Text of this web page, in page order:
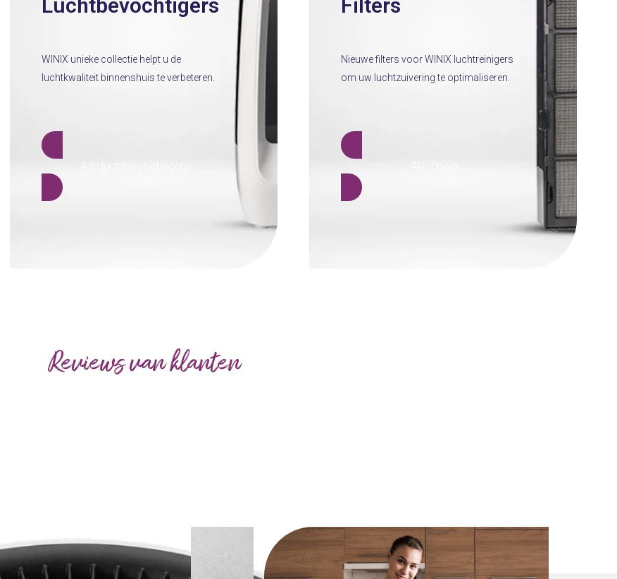
Luchtbevochtigers
WINIX unieke collectie helpt u de
luchtkwaliteit binnenshuis te verbeteren.
Filters
Nieuwe filters voor WINIX luchtreinigers
om uw luchtzuivering te optimaliseren.
Reviews van klanten
the